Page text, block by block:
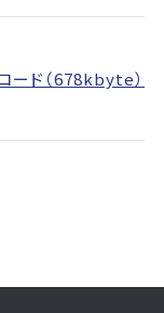
ード（678kbyte）